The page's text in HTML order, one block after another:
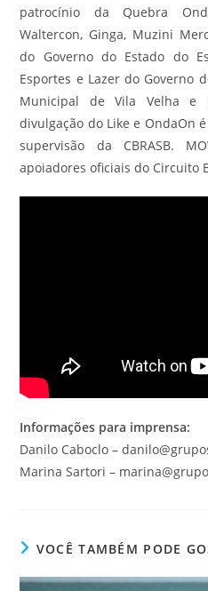
patrocínio da Quebra
Waltercon, Ginga, Muzini
do Governo do Estado do
Esportes e Lazer do Governo
Municipal de Vila Velha e
divulgação do Like e OndaOn
supervisão da CBRASB.
apoiadores oficiais do Circuito
Informações para imprensa:
Danilo Caboclo –
Marina Sartori –
VOCÊ TAMBÉM PODE